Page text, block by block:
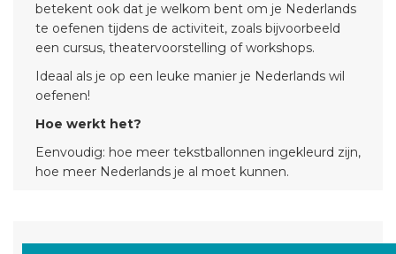
betekent ook dat je welkom bent om je Nederlands
te oefenen tijdens de activiteit, zoals bijvoorbeeld
een cursus, theatervoorstelling of workshops.
Ideaal als je op een leuke manier je Nederlands wil
oefenen!
Hoe werkt het?
Eenvoudig: hoe meer tekstballonnen ingekleurd zijn,
hoe meer Nederlands je al moet kunnen.